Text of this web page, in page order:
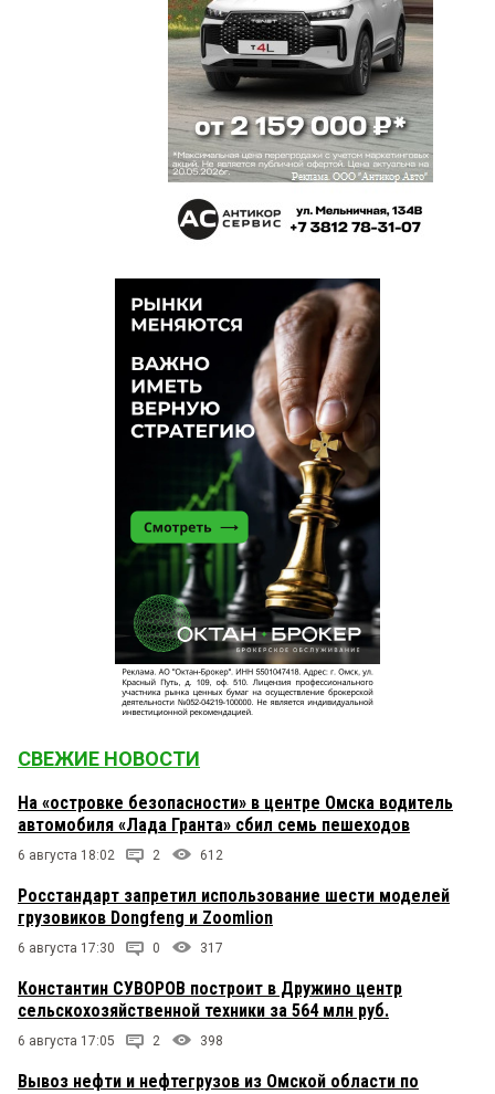
СВЕЖИЕ НОВОСТИ
На «островке безопасности» в центре Омска водитель
автомобиля «Лада Гранта» сбил семь пешеходов
6 августа 18:02 2 612
Росстандарт запретил использование шести моделей
грузовиков Dongfeng и Zoomlion
6 августа 17:30 0 317
Константин СУВОРОВ построит в Дружино центр
сельскохозяйственной техники за 564 млн руб.
6 августа 17:05 2 398
Вывоз нефти и нефтегрузов из Омской области по